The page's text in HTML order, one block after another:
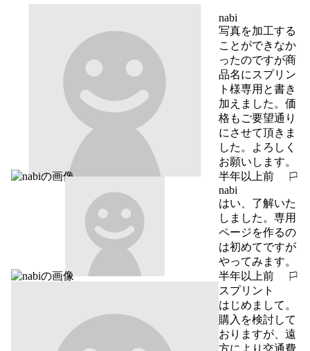
nabi
写真を加工する
ことができなか
ったのですが商
品名にスプリン
ト様専用と書き
加えました。価
格もご要望通り
にさせて頂きま
した。よろしく
お願いします。
半年以上前
報告する
nabi
はい、了解いた
しました。専用
ページを作るの
は初めてですが
やってみます。
半年以上前
報告する
スプリント
はじめまして。
購入を検討して
おりますが、遠
方により交通費